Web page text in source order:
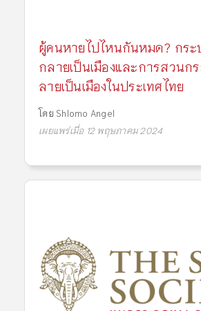
ผู้คนหายไปไหนกันหมด? กระ
กลายเป็นเมืองและการสวนก
ลายเป็นเมืองในประเทศไทย
โดย Shlomo Angel
เผยแพร่เมื่อ 12 พฤษภาคม 2024